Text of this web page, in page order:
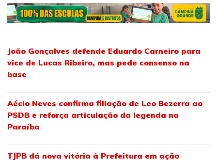
João Gonçalves defende Eduardo Carneiro para
vice de Lucas Ribeiro, mas pede consenso na
base
Aécio Neves confirma filiação de Leo Bezerra ao
PSDB e reforça articulação da legenda na
Paraíba
TJPB dá nova vitória à Prefeitura em ação